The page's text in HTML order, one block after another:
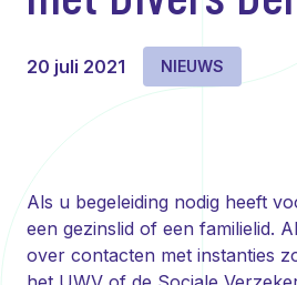
20 juli 2021 NIEUWS
Als u begeleiding nodig heeft
een gezinslid of een familielid.
over contacten met instanties